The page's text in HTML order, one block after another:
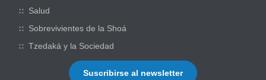
Salud
Sobrevivientes de la Shoá
Tzedaká y la Sociedad
Suscribirse al newsletter